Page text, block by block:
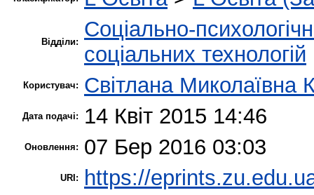
Відділи:
Соціально-
соціальних технологій
Користувач: Світлана Миколаївна
Дата подачі: 14 Квіт 2015 14:46
Оновлення: 07 Бер 2016 03:03
URI: https://